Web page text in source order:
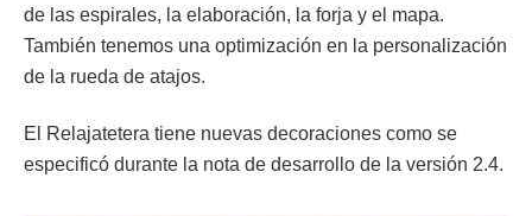
de las espirales, la elaboración, la forja y el mapa.
También tenemos una optimización en la personalización
de la rueda de atajos.
El Relajatetera tiene nuevas decoraciones como se
especificó durante la nota de desarrollo de la versión 2.4.